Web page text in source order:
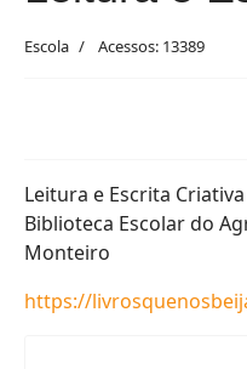
Escola Acessos: 13389
Leitura e Escrita
Biblioteca Escolar do
Monteiro
https://